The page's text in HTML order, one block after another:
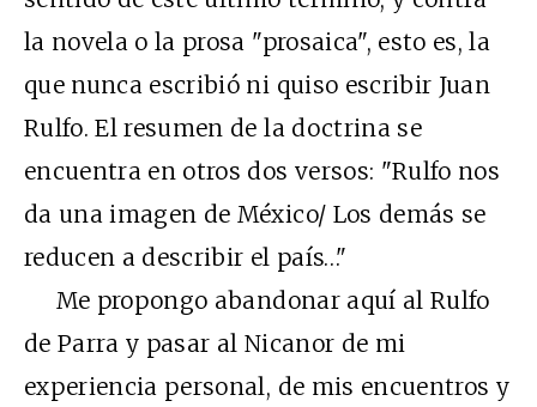
la novela o la prosa "prosaica", esto es, la
que nunca escribió ni quiso escribir Juan
Rulfo. El resumen de la doctrina se
encuentra en otros dos versos: "Rulfo nos
da una imagen de México/ Los demás se
reducen a describir el país…"
Me propongo abandonar aquí al Rulfo
de Parra y pasar al Nicanor de mi
experiencia personal, de mis encuentros y